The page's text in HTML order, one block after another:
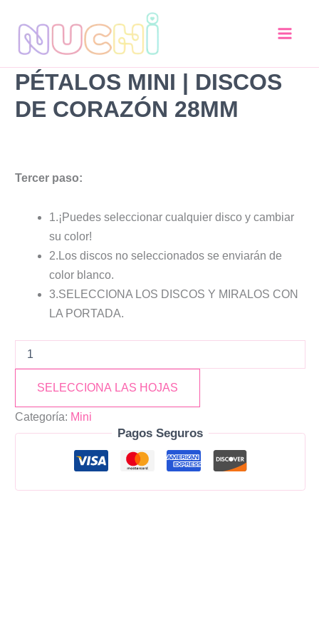
contenido
PÉTALOS MINI | DISCOS
DE CORAZÓN 28MM
Tercer paso:
1.¡Puedes seleccionar cualquier disco y cambiar
su color!
2.Los discos no seleccionados se enviarán de
color blanco.
3.SELECCIONA LOS DISCOS Y MIRALOS CON
LA PORTADA.
Discos
Corazón
28mm
cantidad
SELECCIONA LAS HOJAS
Categoría: Mini
Pagos Seguros